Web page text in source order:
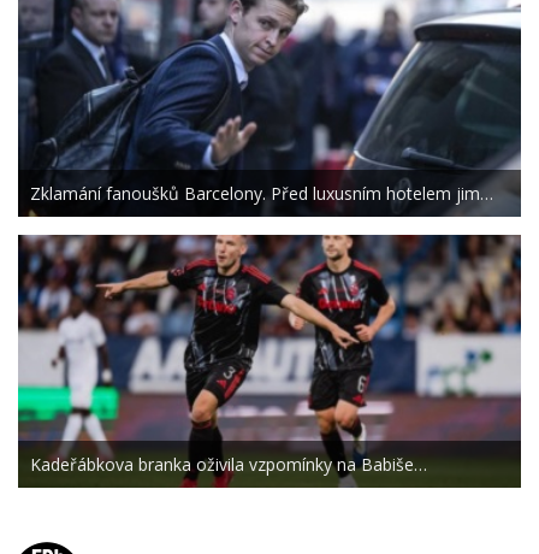
Zklamání fanoušků Barcelony. Před luxusním hotelem jim…
Kadeřábkova branka oživila vzpomínky na Babiše…